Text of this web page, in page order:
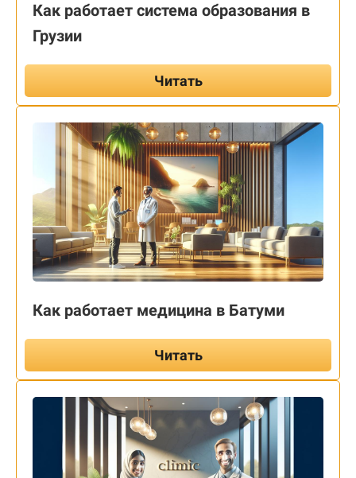
Как работает система образования в
Грузии
Читать
Как работает медицина в Батуми
Читать